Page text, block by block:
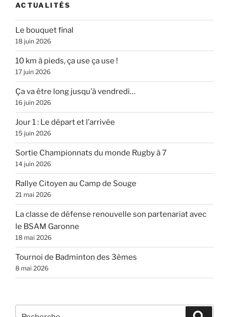
ACTUALITÉS
Le bouquet final
18 juin 2026
10 km à pieds, ça use ça use !
17 juin 2026
Ça va être long jusqu’à vendredi…
16 juin 2026
Jour 1 : Le départ et l’arrivée
15 juin 2026
Sortie Championnats du monde Rugby à 7
14 juin 2026
Rallye Citoyen au Camp de Souge
21 mai 2026
La classe de défense renouvelle son partenariat avec
le BSAM Garonne
18 mai 2026
Tournoi de Badminton des 3èmes
8 mai 2026